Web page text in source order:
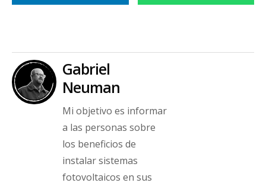
Gabriel
Neuman
Mi objetivo es informar
a las personas sobre
los beneficios de
instalar sistemas
fotovoltaicos en sus